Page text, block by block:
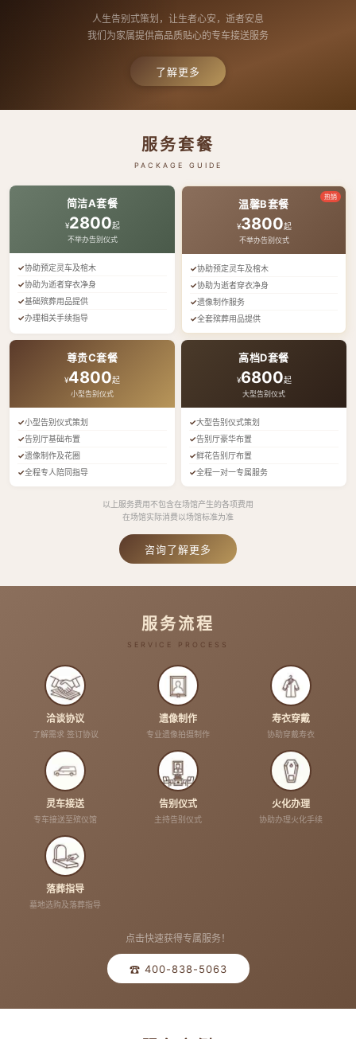
人生告别式策划，让生者心安，逝者安息
我们为家属提供高品质贴心的专车接送服务
了解更多
服务套餐
PACKAGE GUIDE
简洁A套餐
¥2800起
不举办告别仪式
协助预定灵车及棺木
协助为逝者穿衣净身
基础殡葬用品提供
办理相关手续指导
热销
温馨B套餐
¥3800起
不举办告别仪式
协助预定灵车及棺木
协助为逝者穿衣净身
遗像制作服务
全套殡葬用品提供
尊贵C套餐
¥4800起
小型告别仪式
小型告别仪式策划
告别厅基础布置
遗像制作及花圈
全程专人陪同指导
高档D套餐
¥6800起
大型告别仪式
大型告别仪式策划
告别厅豪华布置
鲜花告别厅布置
全程一对一专属服务
以上服务费用不包含在场馆产生的各项费用
在场馆实际消费以场馆标准为准
咨询了解更多
服务流程
SERVICE PROCESS
洽谈协议
了解需求 签订协议
遗像制作
专业遗像拍摄制作
寿衣穿戴
协助穿戴寿衣
灵车接送
专车接送至殡仪馆
告别仪式
主持告别仪式
火化办理
协助办理火化手续
落葬指导
墓地选购及落葬指导
点击快速获得专属服务！
☎ 400-838-5063